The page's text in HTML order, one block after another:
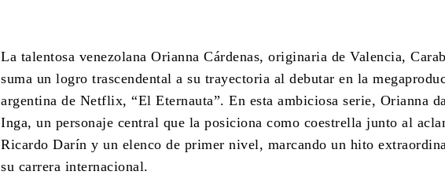
La talentosa venezolana Orianna Cárdenas, originaria de Valencia,
suma un logro trascendental a su trayectoria al debutar en la
argentina de Netflix, “El Eternauta”. En esta ambiciosa serie, Orianna
Inga, un personaje central que la posiciona como coestrella junto al
Ricardo Darín y un elenco de primer nivel, marcando un hito
su carrera internacional.